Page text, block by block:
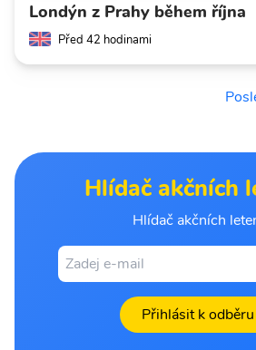
Londýn z Prahy během října
Před 42 hodinami
Hlídač akčních
Hlídač akčních
Přihlásit k odběru